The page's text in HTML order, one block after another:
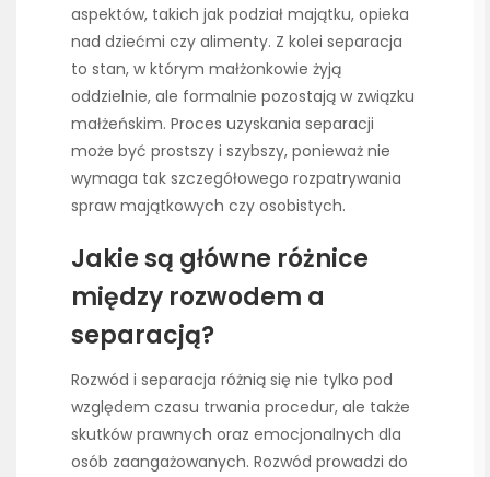
aspektów, takich jak podział majątku, opieka
nad dziećmi czy alimenty. Z kolei separacja
to stan, w którym małżonkowie żyją
oddzielnie, ale formalnie pozostają w związku
małżeńskim. Proces uzyskania separacji
może być prostszy i szybszy, ponieważ nie
wymaga tak szczegółowego rozpatrywania
spraw majątkowych czy osobistych.
Jakie są główne różnice
między rozwodem a
separacją?
Rozwód i separacja różnią się nie tylko pod
względem czasu trwania procedur, ale także
skutków prawnych oraz emocjonalnych dla
osób zaangażowanych. Rozwód prowadzi do